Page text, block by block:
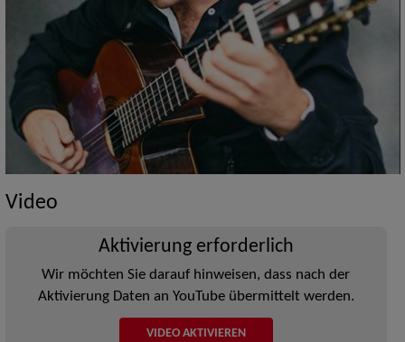
Video
Aktivierung erforderlich
Wir möchten Sie darauf hinweisen, dass nach der
Aktivierung Daten an YouTube übermittelt werden.
VIDEO AKTIVIEREN